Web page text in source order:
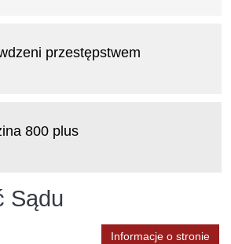
Sądu
przestępstwem
800 plus
Informacje o stronie